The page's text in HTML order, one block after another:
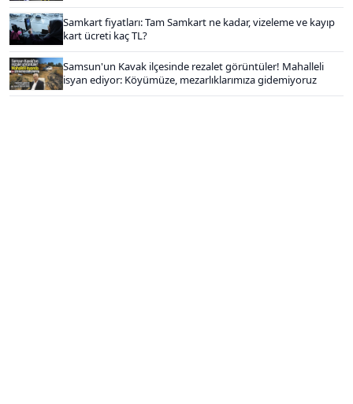
Samkart fiyatları: Tam Samkart ne kadar, vizeleme ve kayıp
kart ücreti kaç TL?
Samsun'un Kavak ilçesinde rezalet görüntüler! Mahalleli
isyan ediyor: Köyümüze, mezarlıklarımıza gidemiyoruz